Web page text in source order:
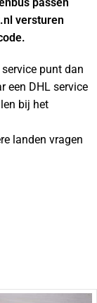
versturen
punt dan
een DHL service
bij het
landen vragen